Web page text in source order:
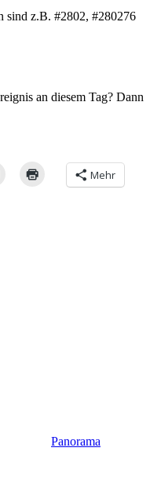
sind z.B. #2802, #280276
an diesem Tag? Dann
Mehr
Panorama